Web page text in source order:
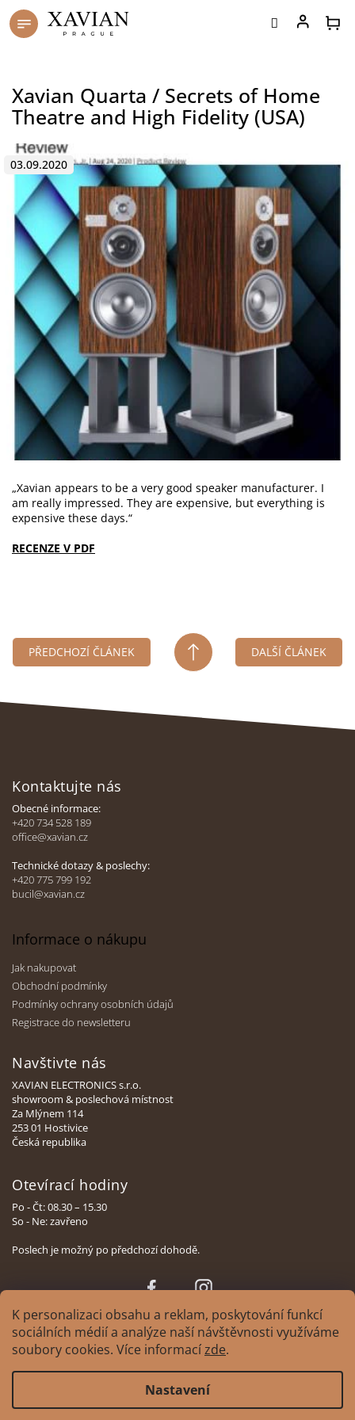
K personalizaci obsahu a reklam, poskytování funkcí
sociálních médií a analýze naší návštěvnosti využíváme
soubory cookies. Více informacízde.
Nastavení
Přejít
na
Xavian Quarta / Secrets of Home
Theatre and High Fidelity (USA)
03.09.2020
„Xavian appears to be a very good speaker manufacturer. I
am really impressed. They are expensive, but everything is
expensive these days.“
RECENZE V PDF
PŘEDCHOZÍ ČLÁNEK DALŠÍ ČLÁNEK
Kontaktujte nás
Obecné informace:
+420 734 528 189
office@xavian.cz
Technické dotazy & poslechy:
+420 775 799 192
bucil@xavian.cz
Informace o nákupu
Jak nakupovat
Obchodní podmínky
Podmínky ochrany osobních údajů
Registrace do newsletteru
Navštivte nás
XAVIAN ELECTRONICS s.r.o.
showroom & poslechová místnost
Za Mlýnem 114
253 01 Hostivice
Česká republika
Otevírací hodiny
Po - Čt: 08.30 – 15.30
So - Ne: zavřeno
Poslech je možný po předchozí dohodě.
Face
Insta
vyhrazena.
Upravit nastavení cookies